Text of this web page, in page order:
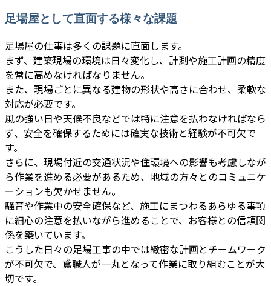
足場屋として直面する様々な課題
足場屋の仕事は多くの課題に直面します。
まず、建築現場の環境は日々変化し、計測や施工計画の精度
を常に高めなければなりません。
また、現場ごとに異なる建物の形状や高さに合わせ、柔軟な
対応が必要です。
風の強い日や天候不良などでは特に注意を払わなければなら
ず、安全を確保するためには確実な技術と経験が不可欠で
す。
さらに、現場付近の交通状況や住環境への影響も考慮しなが
ら作業を進める必要があるため、地域の方々とのコミュニケ
ーションも欠かせません。
騒音や作業中の安全確保など、施工にまつわるあらゆる事項
に細心の注意を払いながら進めることで、お客様との信頼関
係を築いています。
こうした日々の足場工事の中では緻密な計画とチームワーク
が不可欠で、鳶職人が一丸となって作業に取り組むことが大
切です。